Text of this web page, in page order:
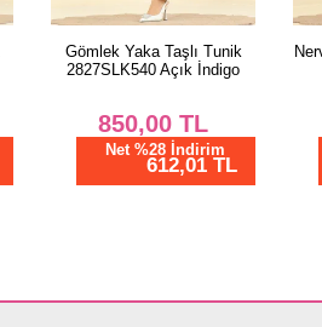
Gömlek Yaka Taşlı Tunik
2827SLK540 Açık İndigo
850,00 TL
Net %28 İndirim
612,01 TL